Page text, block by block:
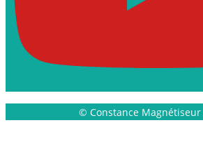
© Constance Magnétiseur